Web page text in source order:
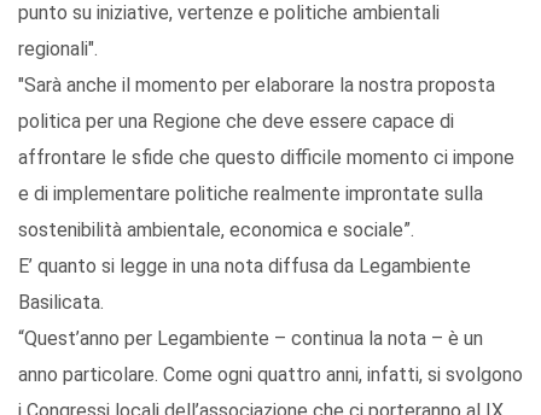
punto su iniziative, vertenze e politiche ambientali
regionali".
"Sarà anche il momento per elaborare la nostra proposta
politica per una Regione che deve essere capace di
affrontare le sfide che questo difficile momento ci impone
e di implementare politiche realmente improntate sulla
sostenibilità ambientale, economica e sociale”.
E’ quanto si legge in una nota diffusa da Legambiente
Basilicata.
“Quest’anno per Legambiente – continua la nota – è un
anno particolare. Come ogni quattro anni, infatti, si svolgono